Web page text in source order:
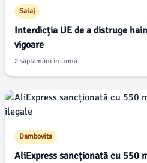
Salaj
Interdicția UE de a distruge
vigoare
2 săptămâni în urmă
Dambovita
AliExpress sancționată cu 550